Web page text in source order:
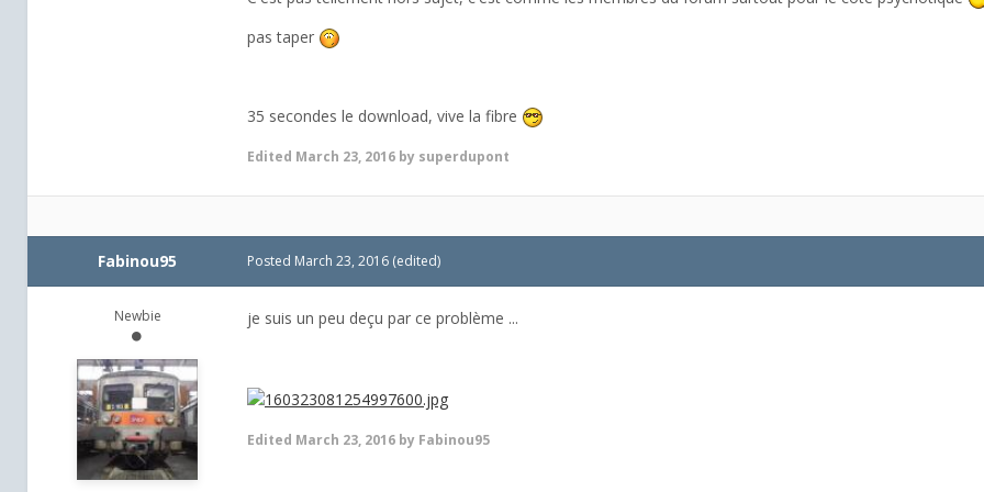
pas taper
35 secondes le download, vive la fibre
Edited March 23, 2016 by superdupont
Fabinou95
Newbie
Posted March 23, 2016 (edited)
je suis un peu deçu par ce problème ...
Edited March 23, 2016 by Fabinou95